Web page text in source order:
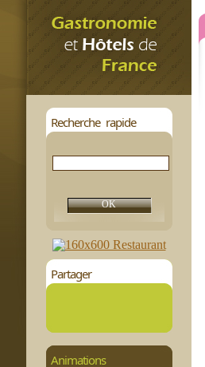
Recherche rapide
Partager
Animations